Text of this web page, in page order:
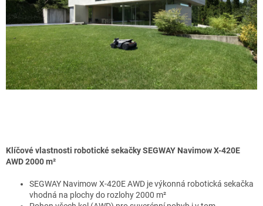
Klíčové vlastnosti robotické sekačky SEGWAY Navimow X-420E
AWD 2000 m²
SEGWAY Navimow X-420E AWD je výkonná robotická sekačka
vhodná na plochy do rozlohy 2000 m²